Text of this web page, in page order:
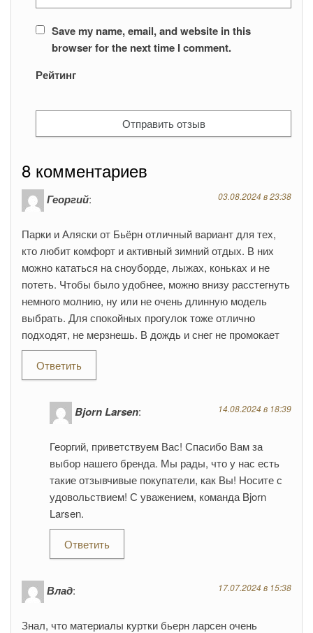
Save my name, email, and website in this
browser for the next time I comment.
Рейтинг
8 комментариев
Георгий: 03.08.2024 в 23:38
Парки и Аляски от Бьёрн отличный вариант для тех,
кто любит комфорт и активный зимний отдых. В них
можно кататься на сноуборде, лыжах, коньках и не
потеть. Чтобы было удобнее, можно внизу расстегнуть
немного молнию, ну или не очень длинную модель
выбрать. Для спокойных прогулок тоже отлично
подходят, не мерзнешь. В дождь и снег не промокает
Ответить
Bjorn Larsen: 14.08.2024 в 18:39
Георгий, приветствуем Вас! Спасибо Вам за
выбор нашего бренда. Мы рады, что у нас есть
такие отзывчивые покупатели, как Вы! Носите с
удовольствием! С уважением, команда Bjorn
Larsen.
Ответить
Влад: 17.07.2024 в 15:38
Знал, что материалы куртки бьерн ларсен очень